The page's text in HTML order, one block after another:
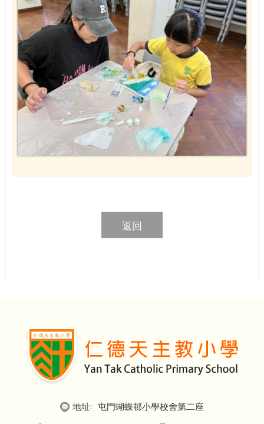
返回
地址: 屯門蝴蝶邨小學校舍第二座